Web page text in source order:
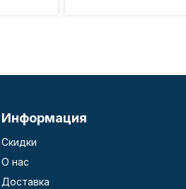
Информация
Скидки
О нас
Доставка